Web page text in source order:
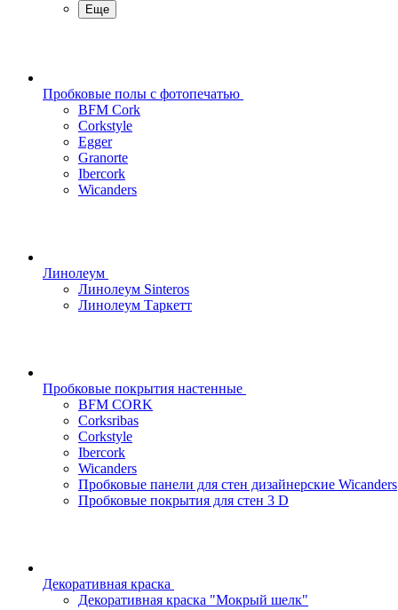
Еще
Пробковые полы с фотопечатью
BFM Cork
Corkstyle
Egger
Granorte
Ibercork
Wicanders
Линолеум
Линолеум Sinteros
Линолеум Таркетт
Пробковые покрытия настенные
BFM CORK
Corksribas
Corkstyle
Ibercork
Wicanders
Пробковые панели для стен дизайнерские Wicanders
Пробковые покрытия для стен 3 D
Декоративная краска
Декоративная краска "Мокрый шелк"